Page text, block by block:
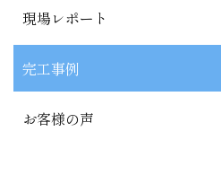
現場レポート
完工事例
お客様の声